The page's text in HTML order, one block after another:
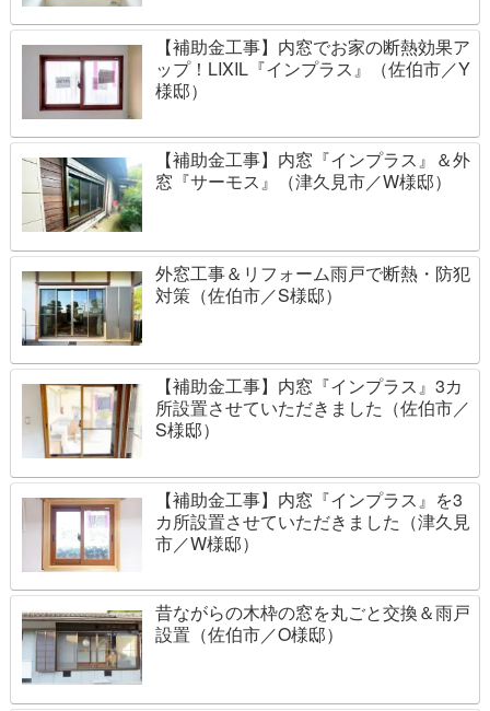
【補助金工事】内窓でお家の断熱効果ア
ップ！LIXIL『インプラス』（佐伯市／Y
様邸）
【補助金工事】内窓『インプラス』＆外
窓『サーモス』（津久見市／W様邸）
外窓工事＆リフォーム雨戸で断熱・防犯
対策（佐伯市／S様邸）
【補助金工事】内窓『インプラス』3カ
所設置させていただきました（佐伯市／
S様邸）
【補助金工事】内窓『インプラス』を3
カ所設置させていただきました（津久見
市／W様邸）
昔ながらの木枠の窓を丸ごと交換＆雨戸
設置（佐伯市／O様邸）